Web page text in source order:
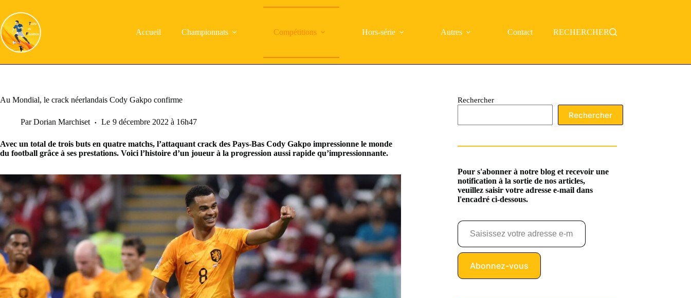
contenu
Accueil
Championnats Compétitions Hors-série Autres Contact RECHERCHER
Au Mondial, le crack néerlandais Cody Gakpo confirme
Par Dorian Marchiset Le 9 décembre 2022 à 16h47
Avec un total de trois buts en quatre matchs, l’attaquant crack des Pays-Bas Cody Gakpo impressionne le monde
du football grâce à ses prestations. Voici l’histoire d’un joueur à la progression aussi rapide qu’impressionnante.
Rechercher
Rechercher
Pour s'abonner à notre blog et recevoir une
notification à la sortie de nos articles,
veuillez saisir votre adresse e-mail dans
l'encadré ci-dessous.
Saisissez votre adresse e-mail…
Abonnez-vous